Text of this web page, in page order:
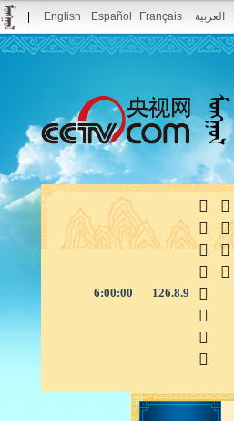
English Español Français العربية
6:00:00 126.8.9

